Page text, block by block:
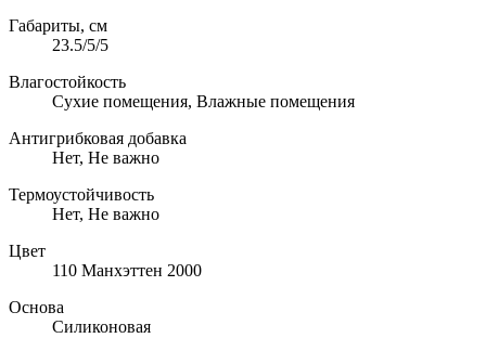
Габариты, см
23.5/5/5
Влагостойкость
Сухие помещения, Влажные помещения
Антигрибковая добавка
Нет, Не важно
Термоустойчивость
Нет, Не важно
Цвет
110 Манхэттен 2000
Основа
Cиликоновая